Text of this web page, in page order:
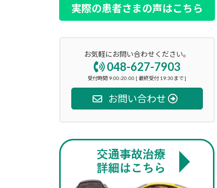
実際の患者さまの声はこちら
お気軽にお問い合わせください。
048-627-7903
受付時間 9:00-20:00 [ 最終受付 19:30まで ]
お問い合わせ